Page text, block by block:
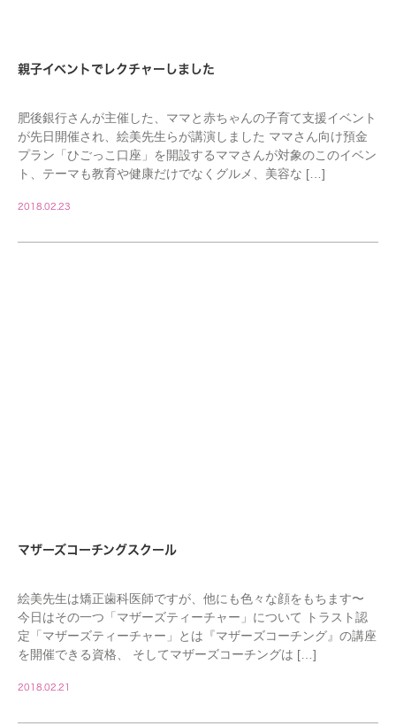
親子イベントでレクチャーしました
肥後銀行さんが主催した、ママと赤ちゃんの子育て支援イベント
が先日開催され、絵美先生らが講演しました ママさん向け預金
プラン「ひごっこ口座」を開設するママさんが対象のこのイベン
ト、テーマも教育や健康だけでなくグルメ、美容な […]
2018.02.23
マザーズコーチングスクール
絵美先生は矯正歯科医師ですが、他にも色々な顔をもちます〜
今日はその一つ「マザーズティーチャー」について トラスト認
定「マザーズティーチャー」とは『マザーズコーチング』の講座
を開催できる資格、 そしてマザーズコーチングは […]
2018.02.21